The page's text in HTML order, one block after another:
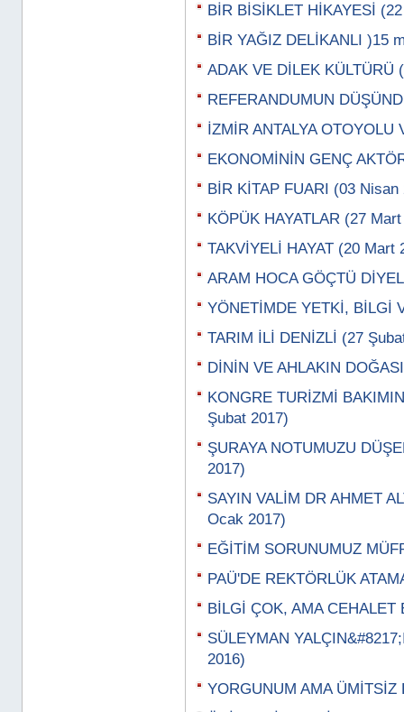
BİR BİSİKLET HİKAYESİ
BİR YAĞIZ DELİKANLI )15
ADAK VE DİLEK KÜLTÜRÜ
REFERANDUMUN
İZMİR ANTALYA
EKONOMİNİN GENÇ
BİR KİTAP FUARI (03 Nisan
KÖPÜK HAYATLAR (27
TAKVİYELİ HAYAT (20 Mart
ARAM HOCA GÖÇTÜ
YÖNETİMDE YETKİ, BİLGİ
TARIM İLİ DENİZLİ (27
DİNİN VE AHLAKIN
KONGRE TURİZMİ
Şubat 2017)
ŞURAYA NOTUMUZU
2017)
SAYIN VALİM DR AHMET
Ocak 2017)
EĞİTİM SORUNUMUZ
PAÜ'DE REKTÖRLÜK
BİLGİ ÇOK, AMA
SÜLEYMAN
2016)
YORGUNUM AMA ÜMİTSİZ